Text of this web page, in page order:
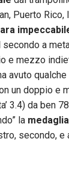
Puerto Rico,
a
e mezzo
avuto
un doppio e
3.4) da ben
la
secondo, e